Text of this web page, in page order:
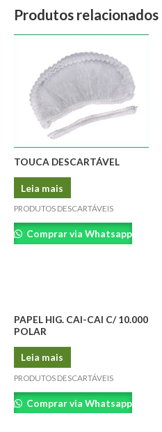
Produtos relacionados
TOUCA DESCARTÁVEL
Leia mais
PRODUTOS DESCARTÁVEIS
Comprar via Whatsapp
PAPEL HIG. CAI-CAI C/ 10.000
POLAR
Leia mais
PRODUTOS DESCARTÁVEIS
Comprar via Whatsapp